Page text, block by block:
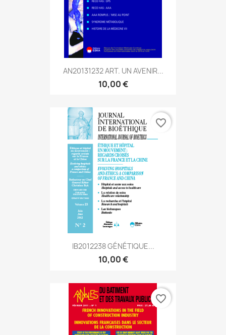
AN20131232 ART. UN AVENIR...
10,00 €
IB2012238 GÉNÉTIQUE...
10,00 €
favorite_border
favorite_border